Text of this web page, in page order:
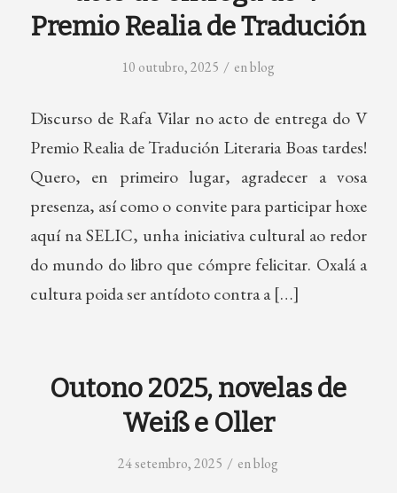
Premio Realia de Tradución
10 outubro, 2025 / enblog
Discurso de Rafa Vilar no acto de entrega do V
Premio Realia de Tradución Literaria Boas tardes!
Quero, en primeiro lugar, agradecer a vosa
presenza, así como o convite para participar hoxe
aquí na SELIC, unha iniciativa cultural ao redor
do mundo do libro que cómpre felicitar. Oxalá a
cultura poida ser antídoto contra a […]
Outono 2025, novelas de
Weiß e Oller
24 setembro, 2025 / enblog